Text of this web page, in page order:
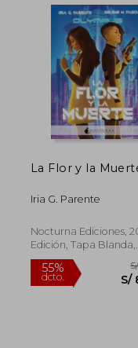
40%
dcto.
La Flor y la
Iria G. Parente
Nocturna Ediciones,
Edición, Tapa Blanda,
Nuevo